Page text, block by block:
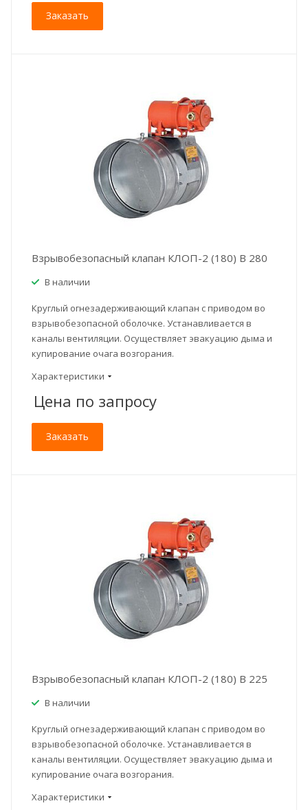
Заказать
Взрывобезопасный клапан КЛОП-2 (180) В 280
В наличии
Круглый огнезадерживающий клапан с приводом во
взрывобезопасной оболочке. Устанавливается в
каналы вентиляции. Осуществляет эвакуацию дыма и
купирование очага возгорания.
Характеристики
Цена по запросу
Заказать
Взрывобезопасный клапан КЛОП-2 (180) В 225
В наличии
Круглый огнезадерживающий клапан с приводом во
взрывобезопасной оболочке. Устанавливается в
каналы вентиляции. Осуществляет эвакуацию дыма и
купирование очага возгорания.
Характеристики